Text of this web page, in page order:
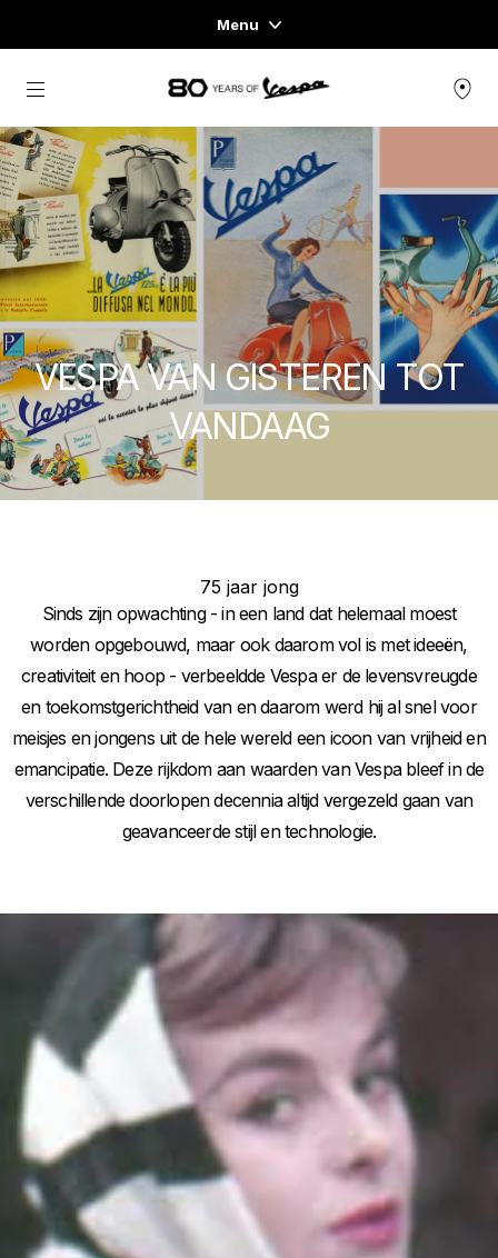
Menu
Menu
VOERTUIGASSORTIMENT
KLEDING & LIFESTYLE
ERVARINGEN
CONCEPT STORE
Ga naar de hoofdcontent
VESPA VAN GISTEREN TOT
VANDAAG
75 jaar jong
Sinds zijn opwachting - in een land dat helemaal moest
worden opgebouwd, maar ook daarom vol is met ideeën,
creativiteit en hoop - verbeeldde Vespa er de levensvreugde
en toekomstgerichtheid van en daarom werd hij al snel voor
meisjes en jongens uit de hele wereld een icoon van vrijheid en
emancipatie. Deze rijkdom aan waarden van Vespa bleef in de
verschillende doorlopen decennia altijd vergezeld gaan van
geavanceerde stijl en technologie.